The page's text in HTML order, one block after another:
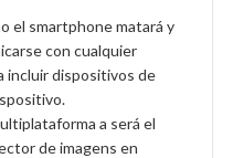
el smartphone matará y
con cualquier
incluir dispositivos de
a será el
de imagens en